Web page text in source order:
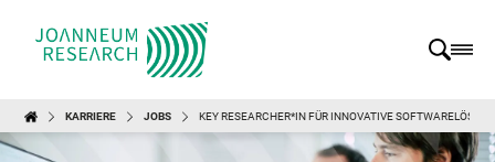
KARRIERE JOBS KEY RESEARCHER*IN FÜR INNOVATIVE